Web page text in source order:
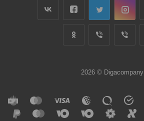
2026 © Digacompany